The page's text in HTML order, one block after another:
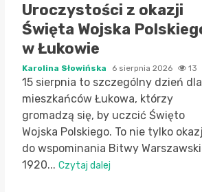
Uroczystości z okazji
Święta Wojska
w Łukowie
Karolina Słowińska 6 sierpnia 2026 13
15 sierpnia to szczególny dzień dla
mieszkańców Łukowa, którzy
gromadzą się, by uczcić Święto
Wojska Polskiego. To nie tylko
do wspominania Bitwy
1920... Czytaj dalej